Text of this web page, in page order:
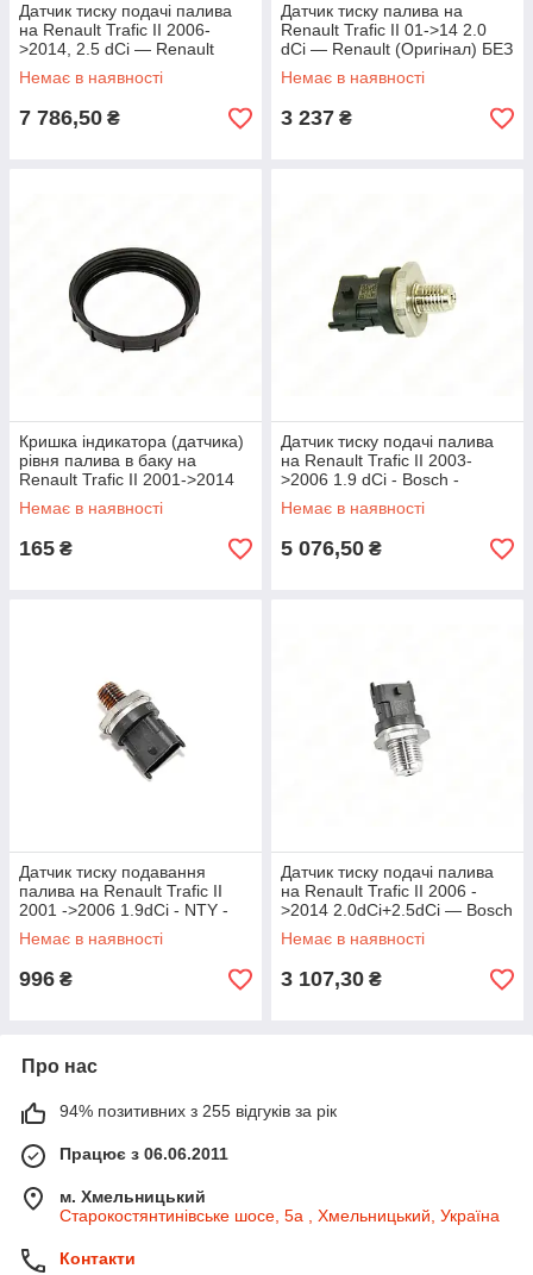
Датчик тиску подачі палива
на Renault Trafic II 2006-
>2014, 2.5 dCi — Renault
(Оригінал) - 166384578R
Немає в наявності
7 786,50 ₴
Датчик тиску палива на
Renault Trafic II 01->14 2.0
dCi — Renault (Оригінал) БЕЗ
УПАКОВКИ - 166398000RJ
Немає в наявності
3 237 ₴
Кришка індикатора (датчика)
рівня палива в баку на
Renault Trafic II 2001->2014
— PSA - 1531.20
Немає в наявності
165 ₴
Датчик тиску подачі палива
на Renault Trafic II 2003-
>2006 1.9 dCi - Bosch -
0281002909
Немає в наявності
5 076,50 ₴
Датчик тиску подавання
палива на Renault Trafic II
2001 ->2006 1.9dCi - NTY -
EFP-BM-000
Немає в наявності
996 ₴
Датчик тиску подачі палива
на Renault Trafic II 2006 -
>2014 2.0dCi+2.5dCi — Bosch
— 0281006188
Немає в наявності
3 107,30 ₴
Про нас
94% позитивних з 255 відгуків за рік
Працює з 06.06.2011
м. Хмельницький
Старокостянтинівське шосе, 5а , Хмельницький, Україна
Контакти